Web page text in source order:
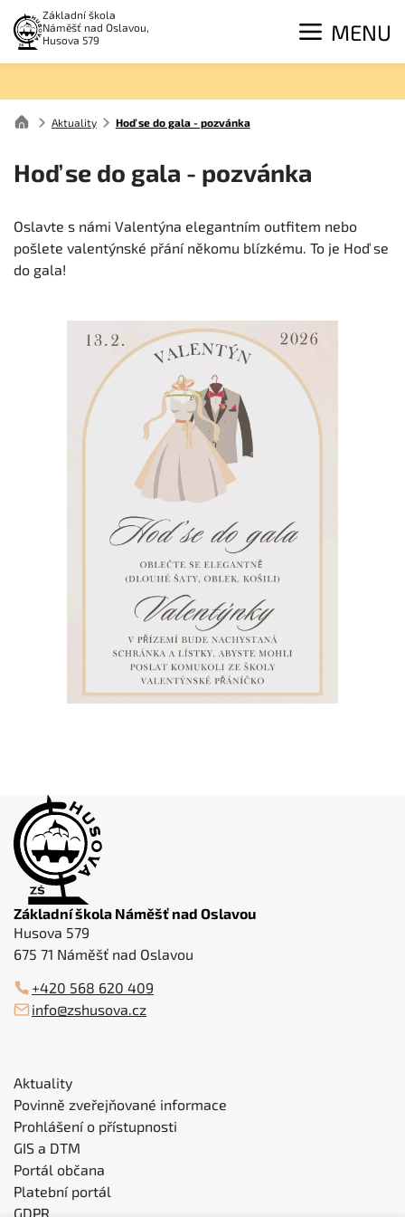
Základní škola
Náměšť nad Oslavou,
Husova 579
MENU
Aktuality Hoď se do gala - pozvánka
Hoď se do gala - pozvánka
Oslavte s námi Valentýna elegantním outfitem nebo
pošlete valentýnské přání někomu blízkému. To je Hoď se
do gala!
Základní škola Náměšť nad Oslavou
Husova 579
675 71 Náměšť nad Oslavou
+420 568 620 409
info@zshusova.cz
Aktuality
Povinně zveřejňované informace
Prohlášení o přístupnosti
GIS a DTM
Portál občana
Platební portál
GDPR